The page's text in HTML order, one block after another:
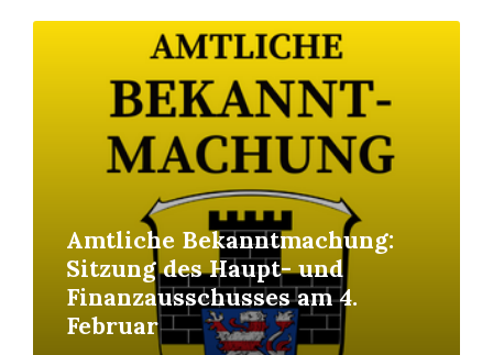
Amtliche Bekanntmachung:
Sitzung des Haupt- und
Finanzausschusses am 4.
Februar
Read